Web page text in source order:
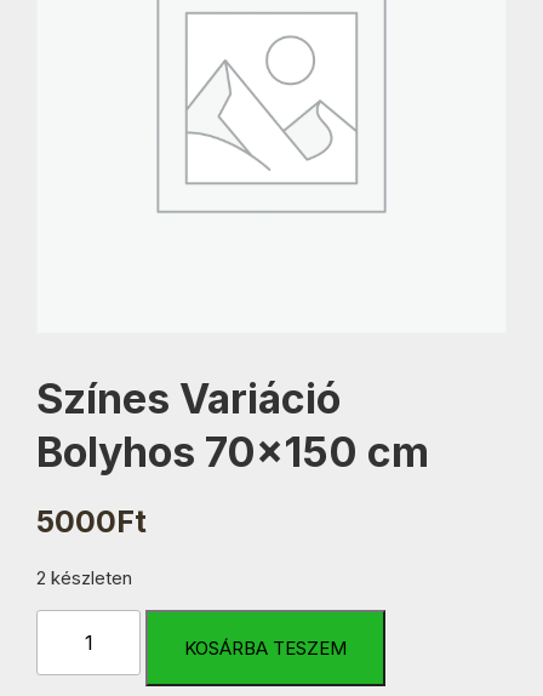
Színes Variáció
Bolyhos 70×150 cm
5000Ft
2 készleten
Variáció
Bolyhos
KOSÁRBA TESZEM